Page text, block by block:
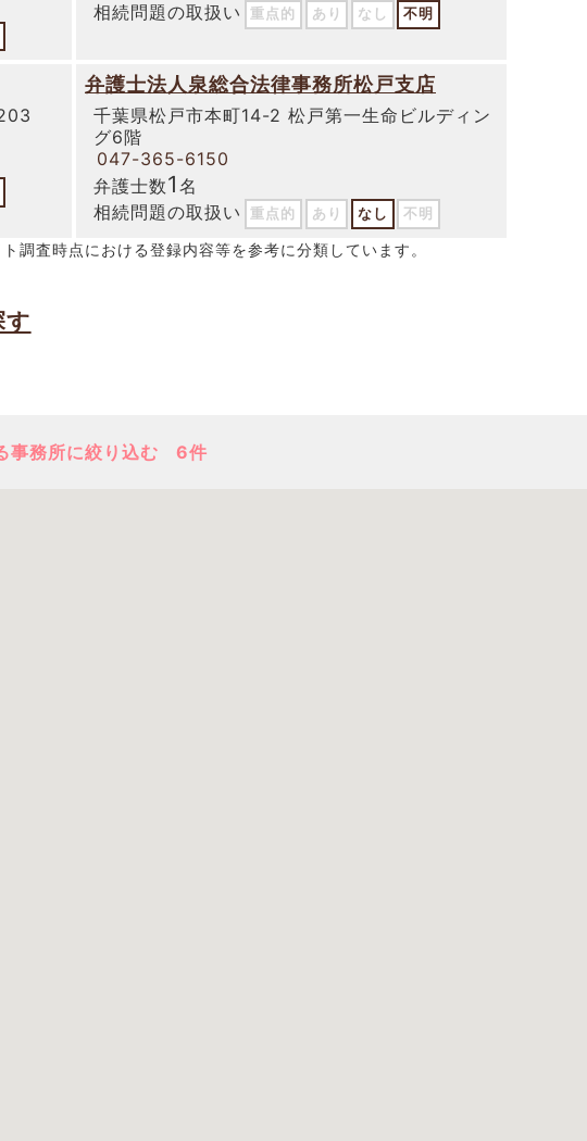
相続問題の取扱い
重点的 あり なし 不明
弁護士法人泉総合法律事務所松戸支店
千葉県松戸市本町14-2 松戸第一生命ビルディン
グ6階
047-365-6150
弁護士数1 名
相続問題の取扱い
重点的 あり なし 不明
調査時点における登録内容等を参考に分類しています。
す
事務所に絞り込む 6件